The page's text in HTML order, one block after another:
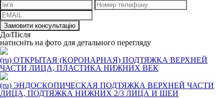
До/Після
натисніть на фото для детального перегляду
(ru) ОТКРЫТАЯ (КОРОНАРНАЯ) ПОДТЯЖКА ВЕРХНЕЙ
ЧАСТИ ЛИЦА, ПЛАСТИКА НИЖНИХ ВЕК
(ru) ЭНДОСКОПИЧЕСКАЯ ПОДТЯЖКА ВЕРХНЕЙ ЧАСТИ
ЛИЦА, ПОДТЯЖКА НИЖНИХ 2/3 ЛИЦА И ШЕИ